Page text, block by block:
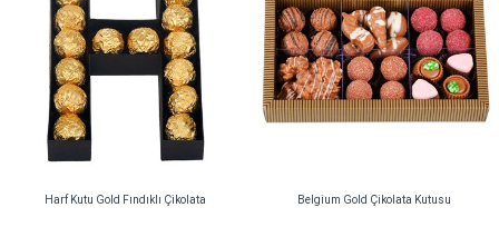
Harf Kutu Gold Fındıklı Çikolata Belgium Gold Çikolata Kutusu